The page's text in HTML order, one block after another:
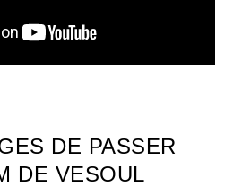
DE PASSER
DE VESOUL